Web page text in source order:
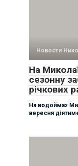
Новости
На
сезонну
річкових
На водоймах
вересня